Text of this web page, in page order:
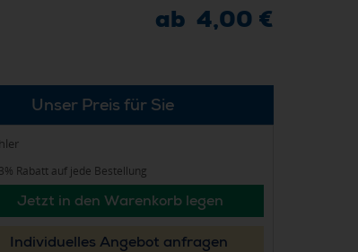
ab 4,00 €
Unser Preis für Sie
Rabatt auf jede Bestellung
Jetzt in den Warenkorb legen
Individuelles Angebot anfragen